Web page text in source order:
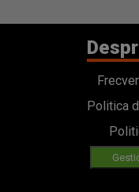
Politica